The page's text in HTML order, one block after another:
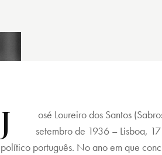
J
osé Loureiro dos Santos
setembro de 1936 – Lisboa,
político português. No ano em que